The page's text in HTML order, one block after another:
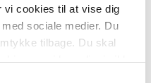
vi cookies til at vise dig
sociale medier. Du
tilbage. Du skal
muligvis ikke